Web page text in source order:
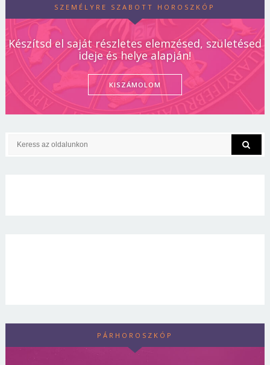
SZEMÉLYRE SZABOTT HOROSZKÓP
Készítsd el saját részletes elemzésed, születésed
ideje és helye alapján!
KISZÁMOLOM
PÁRHOROSZKÓP